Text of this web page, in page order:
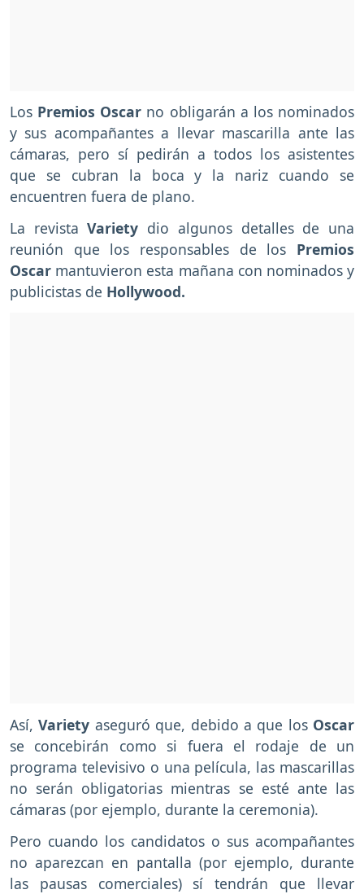
Los Premios Oscar no obligarán a los nominados
y sus acompañantes a llevar mascarilla ante las
cámaras, pero sí pedirán a todos los asistentes
que se cubran la boca y la nariz cuando se
encuentren fuera de plano.
La revistaVariety dio algunos detalles de una
reunión que los responsables de los Premios
Oscar mantuvieron esta mañana con nominados y
publicistas de Hollywood.
Así,Variety aseguró que, debido a que losOscar
se concebirán como si fuera el rodaje de un
programa televisivo o una película, las mascarillas
no serán obligatorias mientras se esté ante las
cámaras (por ejemplo, durante la ceremonia).
Pero cuando los candidatos o sus acompañantes
no aparezcan en pantalla (por ejemplo, durante
las pausas comerciales) sí tendrán que llevar